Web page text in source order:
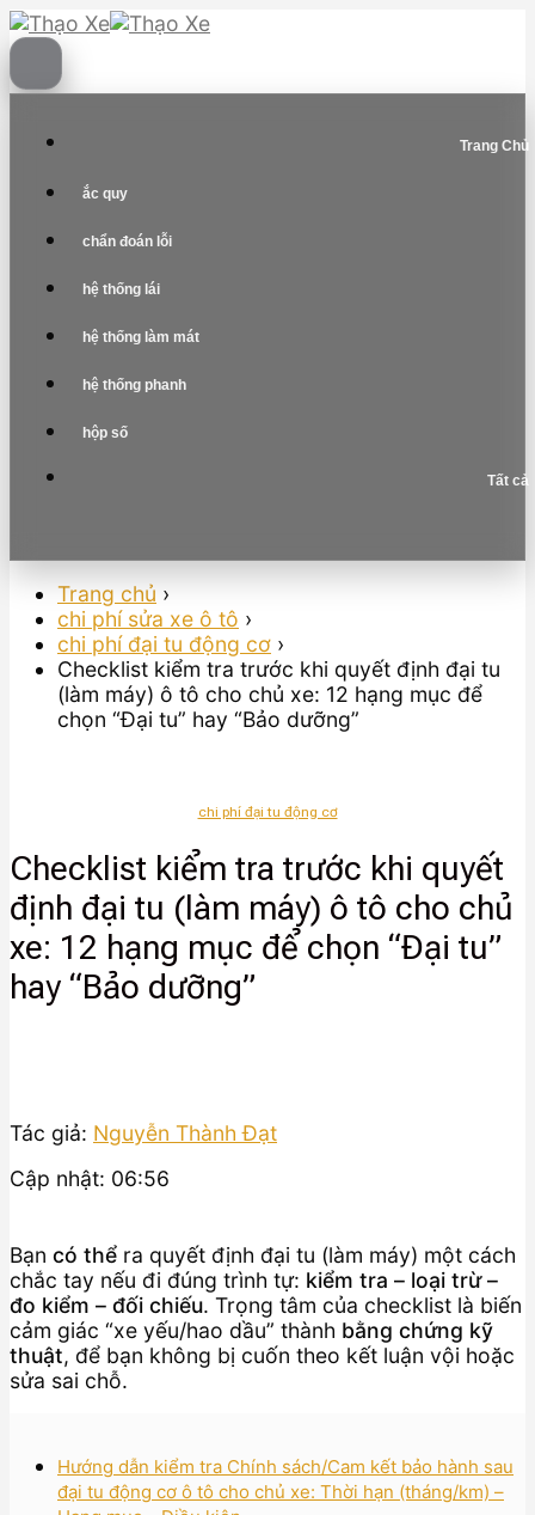
Skip
to
content
Trang Chủ
ắc quy
chẩn đoán lỗi
hệ thống lái
hệ thống làm mát
hệ thống phanh
hộp số
Tất cả
Trang chủ ›
chi phí sửa xe ô tô ›
chi phí đại tu động cơ ›
Checklist kiểm tra trước khi quyết định đại tu
(làm máy) ô tô cho chủ xe: 12 hạng mục để
chọn “Đại tu” hay “Bảo dưỡng”
chi phí đại tu động cơ
Checklist kiểm tra trước khi quyết
định đại tu (làm máy) ô tô cho chủ
xe: 12 hạng mục để chọn “Đại tu”
hay “Bảo dưỡng”
Tác giả: Nguyễn Thành Đạt
Cập nhật: 06:56
Bạn có thể ra quyết định đại tu (làm máy) một cách
chắc tay nếu đi đúng trình tự: kiểm tra – loại trừ –
đo kiểm – đối chiếu. Trọng tâm của checklist là biến
cảm giác “xe yếu/hao dầu” thành bằng chứng kỹ
thuật, để bạn không bị cuốn theo kết luận vội hoặc
sửa sai chỗ.
Hướng dẫn kiểm tra Chính sách/Cam kết bảo hành sau
đại tu động cơ ô tô cho chủ xe: Thời hạn (tháng/km) –